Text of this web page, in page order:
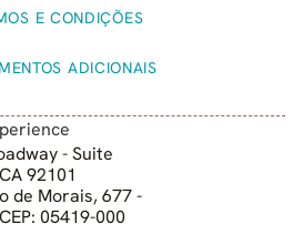
E CONDIÇÕES
ADICIONAIS
- Suite
92101
de Morais, 677 -
05419-000